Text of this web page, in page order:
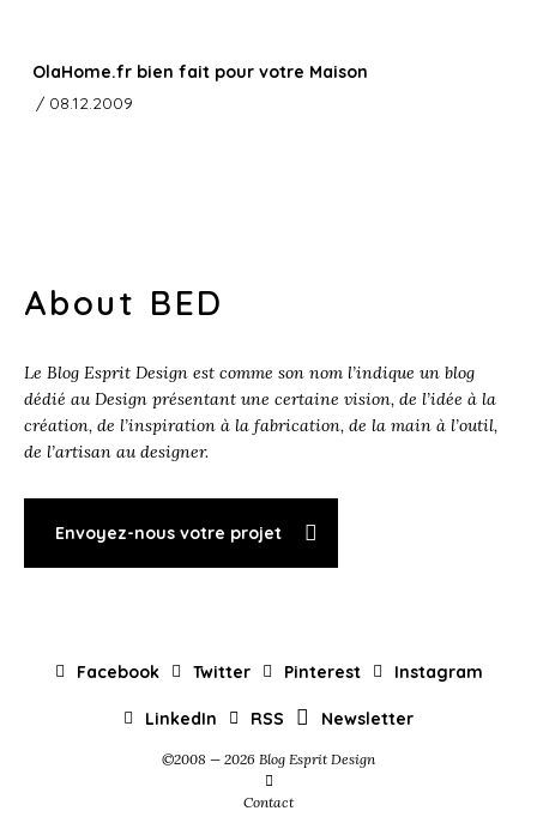
OlaHome.fr bien fait pour votre Maison
/ 08.12.2009
About BED
Le Blog Esprit Design est comme son nom l’indique un blog
dédié au Design présentant une certaine vision, de l’idée à la
création, de l’inspiration à la fabrication, de la main à l’outil,
de l’artisan au designer.
Envoyez-nous votre projet
Facebook Twitter Pinterest Instagram
LinkedIn RSS Newsletter
©2008 — 2026 Blog Esprit Design
Contact